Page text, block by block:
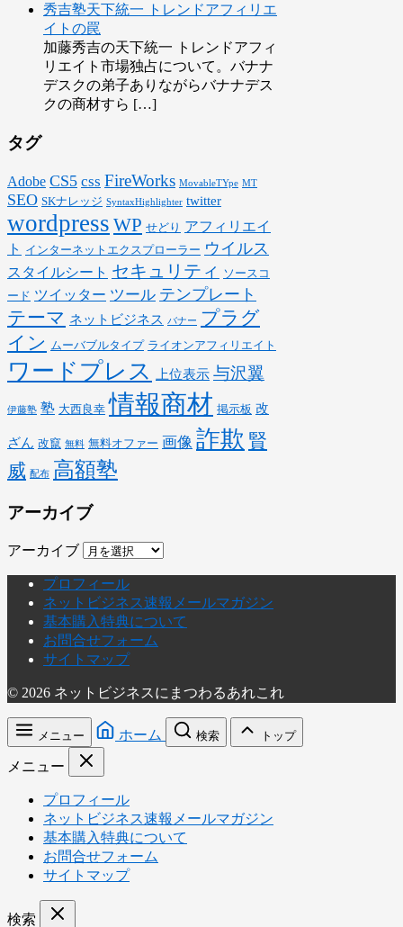
秀吉塾天下統一 トレンドアフィリエ
イトの罠
加藤秀吉の天下統一 トレンドアフィ
リエイト市場独占について。バナナ
デスクの弟子ありながらバナナデス
クの商材すら […]
タグ
Adobe CS5 css FireWorks MovableTYpe MT
SEO SKナレッジ SyntaxHighlighter twitter
wordpress WP せどり アフィリエイ
ト
インターネットエクスプローラー ウイルス
スタイルシート セキュリティ
ソースコ
ード ツイッター ツール テンプレート
テーマ ネットビジネス バナー プラグ
イン ムーバブルタイプ ライオンアフィリエイト
ワードプレス 上位表示 与沢翼
伊藤塾 塾 大西良幸 情報商材 掲示板 改
ざん 改竄 無料 無料オファー 画像 詐欺 賢
威 配布 高額塾
アーカイブ
アーカイブ
プロフィール
ネットビジネス速報メールマガジン
基本購入特典について
お問合せフォーム
サイトマップ
© 2026 ネットビジネスにまつわるあれこれ
メニュー ホーム 検索 トップ
メニュー
プロフィール
ネットビジネス速報メールマガジン
基本購入特典について
お問合せフォーム
サイトマップ
検索